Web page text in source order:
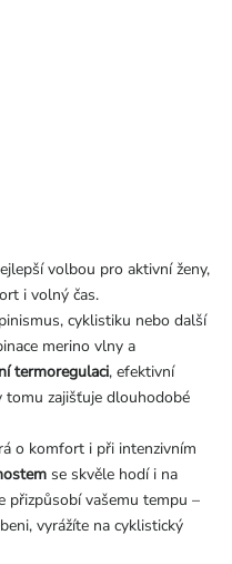
volbou pro aktivní ženy,
i volný čas.
cyklistiku nebo další
merino vlny a
termoregulaci, efektivní
zajišťuje dlouhodobé
o komfort i při intenzivním
se skvěle hodí i na
přizpůsobí vašemu tempu –
vyrážíte na cyklistický